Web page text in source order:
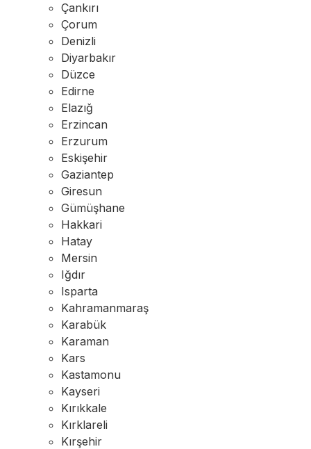
Çankırı
Çorum
Denizli
Diyarbakır
Düzce
Edirne
Elazığ
Erzincan
Erzurum
Eskişehir
Gaziantep
Giresun
Gümüşhane
Hakkari
Hatay
Mersin
Iğdır
Isparta
Kahramanmaraş
Karabük
Karaman
Kars
Kastamonu
Kayseri
Kırıkkale
Kırklareli
Kırşehir